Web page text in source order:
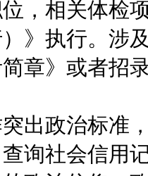
，相关体检
》执行。涉
章》或者招
政治标准，
询社会信用